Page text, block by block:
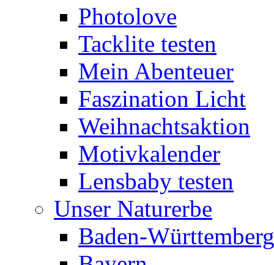
Photolove
Tacklite testen
Mein Abenteuer
Faszination Licht
Weihnachtsaktion
Motivkalender
Lensbaby testen
Unser Naturerbe
Baden-Württemberg